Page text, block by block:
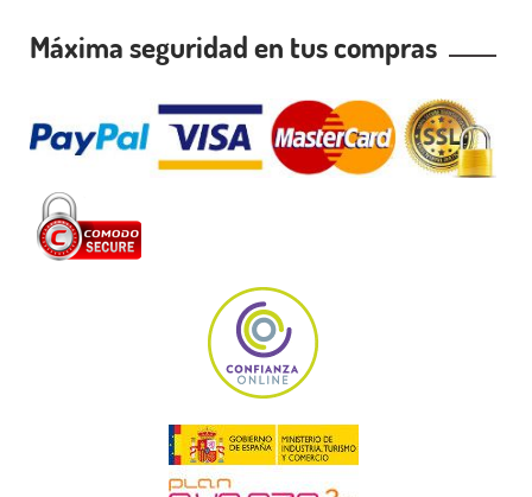
Máxima seguridad en tus compras